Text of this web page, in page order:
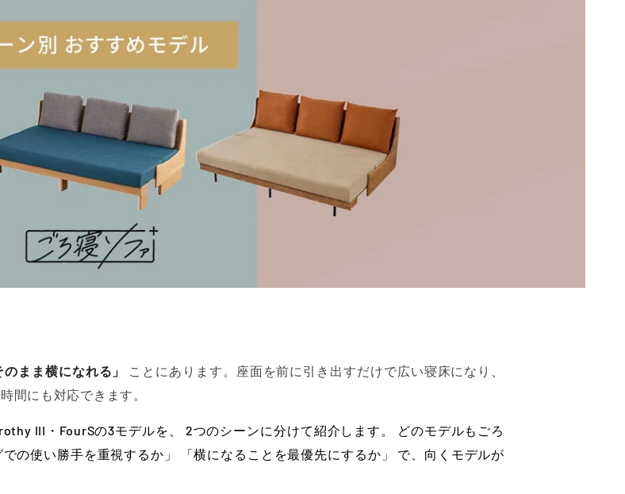
まま横になれる」
ことにあります。座面を前に引き出すだけで広い寝床になり、
間にも対応できます。
III・FourSの3モデルを、 2つのシーンに分けて紹介します。 どのモデルもごろ
の使い勝手を重視するか」 「横になることを最優先にするか」 で、向くモデルが